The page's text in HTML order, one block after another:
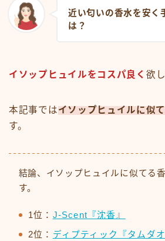
近い匂いの香水を安く
は？
イソップヒュイルをコスパ良く 欲
本記事ではイソップヒュイルに似
す。
結論、イソップヒュイルに似てる
す。
1位： J-Scent『沈香』
2位： ディプティック『タムダオ